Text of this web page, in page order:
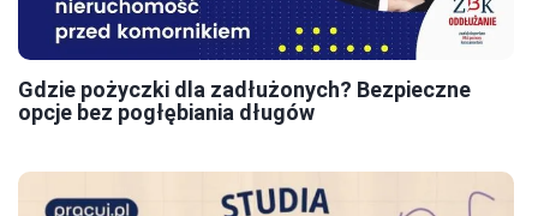
Gdzie pożyczki dla zadłużonych? Bezpieczne
opcje bez pogłębiania długów